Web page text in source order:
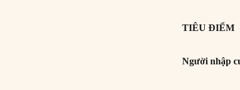
TIÊU ĐIỂM
Người nhập